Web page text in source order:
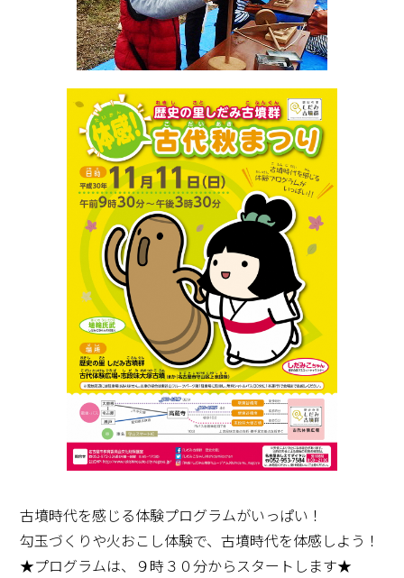
古墳時代を感じる体験プログラムがいっぱい！
勾玉づくりや火おこし体験で、古墳時代を体感しよう！
★プログラムは、９時３０分からスタートします★